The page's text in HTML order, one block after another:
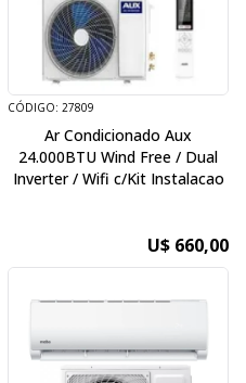
CÓDIGO: 27809
Ar Condicionado Aux
24.000BTU Wind Free / Dual
Inverter / Wifi c/Kit Instalacao
U$ 660,00